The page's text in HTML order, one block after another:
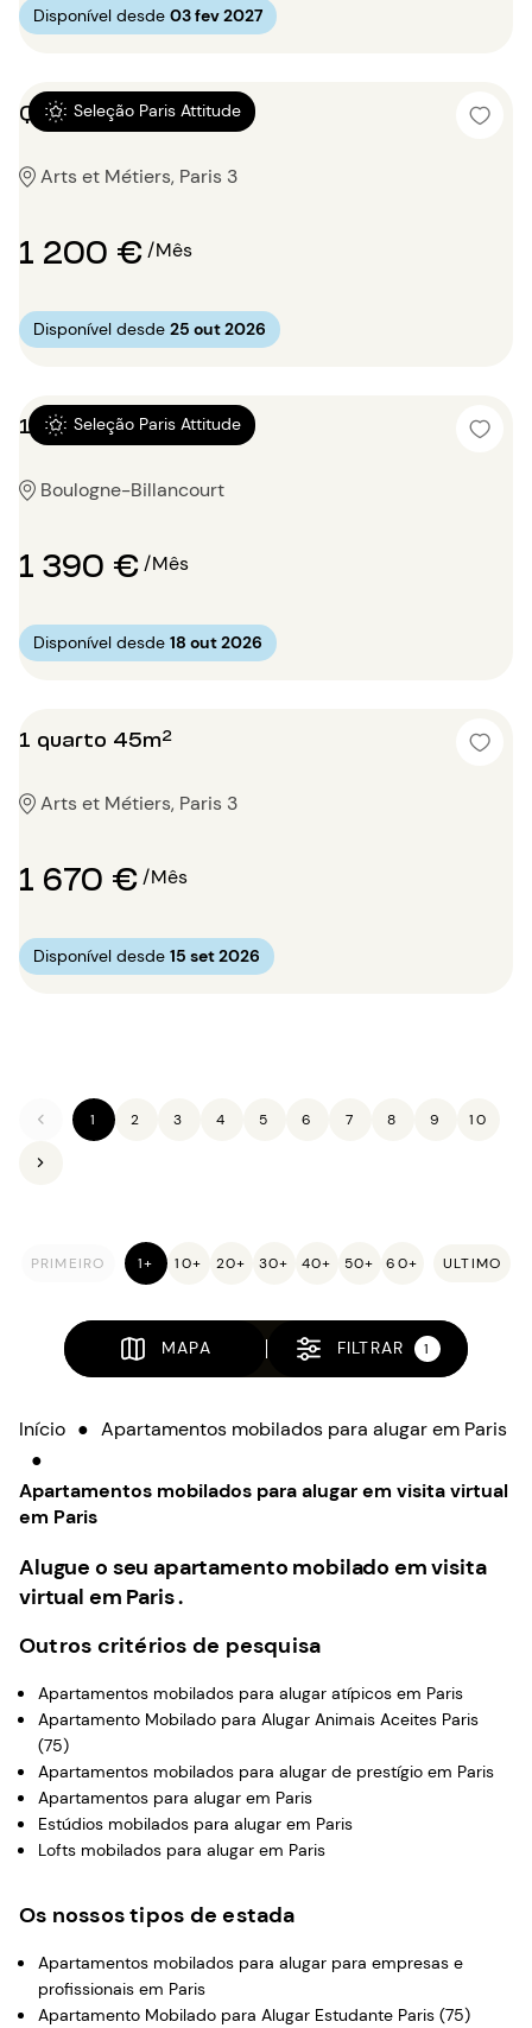
Disponível desde 03 fev 2027
Seleção Paris Attitude
Quitinete 22m²
Arts et Métiers, Paris 3
1 200 €/Mês
Disponível desde 25 out 2026
Seleção Paris Attitude
1 quarto 28m²
Boulogne-Billancourt
1 390 €/Mês
Disponível desde 18 out 2026
1 quarto 45m²
Arts et Métiers, Paris 3
1 670 €/Mês
Disponível desde 15 set 2026
1 2 3 4 5 6 7 8 9 10
PRIMEIRO 1+ 10+ 20+ 30+ 40+ 50+ 60+ ULTIMO
MAPA FILTRAR 1
Início ● Apartamentos mobilados para alugar em Paris
●
Apartamentos mobilados para alugar em visita virtual
em Paris
Alugue o seu apartamento mobilado em visita
virtual em Paris .
Outros critérios de pesquisa
Apartamentos mobilados para alugar atípicos em Paris
Apartamento Mobilado para Alugar Animais Aceites Paris
(75)
Apartamentos mobilados para alugar de prestígio em Paris
Apartamentos para alugar em Paris
Estúdios mobilados para alugar em Paris
Lofts mobilados para alugar em Paris
Os nossos tipos de estada
Apartamentos mobilados para alugar para empresas e
profissionais em Paris
Apartamento Mobilado para Alugar Estudante Paris (75)